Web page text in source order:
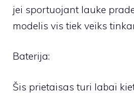
jei sportuojant lauke
modelis vis tiek veiks
Baterija:
Šis prietaisas turi labai